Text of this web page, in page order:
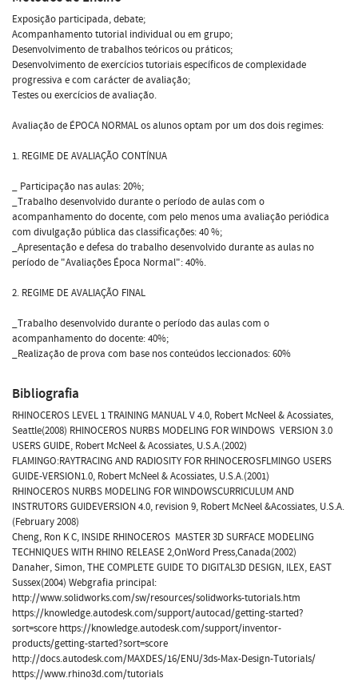
Exposição participada, debate;
Acompanhamento tutorial individual ou em grupo;
Desenvolvimento de trabalhos teóricos ou práticos;
Desenvolvimento de exercícios tutoriais específicos de complexidade
progressiva e com carácter de avaliação;
Testes ou exercícios de avaliação.
Avaliação de ÉPOCA NORMAL os alunos optam por um dos dois regimes:
1. REGIME DE AVALIAÇÃO CONTÍNUA
_ Participação nas aulas: 20%;
_Trabalho desenvolvido durante o período de aulas com o
acompanhamento do docente, com pelo menos uma avaliação periódica
com divulgação pública das classificações: 40 %;
_Apresentação e defesa do trabalho desenvolvido durante as aulas no
período de "Avaliações Época Normal": 40%.
2. REGIME DE AVALIAÇÃO FINAL
_Trabalho desenvolvido durante o período das aulas com o
acompanhamento do docente: 40%;
_Realização de prova com base nos conteúdos leccionados: 60%
Bibliografia
RHINOCEROS LEVEL 1 TRAINING MANUAL V 4.0, Robert McNeel & Acossiates,
Seattle(2008) RHINOCEROS NURBS MODELING FOR WINDOWS  VERSION 3.0
USERS GUIDE, Robert McNeel & Acossiates, U.S.A.(2002)
FLAMINGO:RAYTRACING AND RADIOSITY FOR RHINOCEROSFLMINGO USERS
GUIDE-VERSION1.0, Robert McNeel & Acossiates, U.S.A.(2001)
RHINOCEROS NURBS MODELING FOR WINDOWSCURRICULUM AND
INSTRUTORS GUIDEVERSION 4.0, revision 9, Robert McNeel &Acossiates, U.S.A.
(February 2008)
Cheng, Ron K C, INSIDE RHINOCEROS  MASTER 3D SURFACE MODELING
TECHNIQUES WITH RHINO RELEASE 2,OnWord Press,Canada(2002)
Danaher, Simon, THE COMPLETE GUIDE TO DIGITAL3D DESIGN, ILEX, EAST
Sussex(2004) Webgrafia principal:
http://www.solidworks.com/sw/resources/solidworks-tutorials.htm
https://knowledge.autodesk.com/support/autocad/getting-started?
sort=score https://knowledge.autodesk.com/support/inventor-
products/getting-started?sort=score
http://docs.autodesk.com/MAXDES/16/ENU/3ds-Max-Design-Tutorials/
https://www.rhino3d.com/tutorials